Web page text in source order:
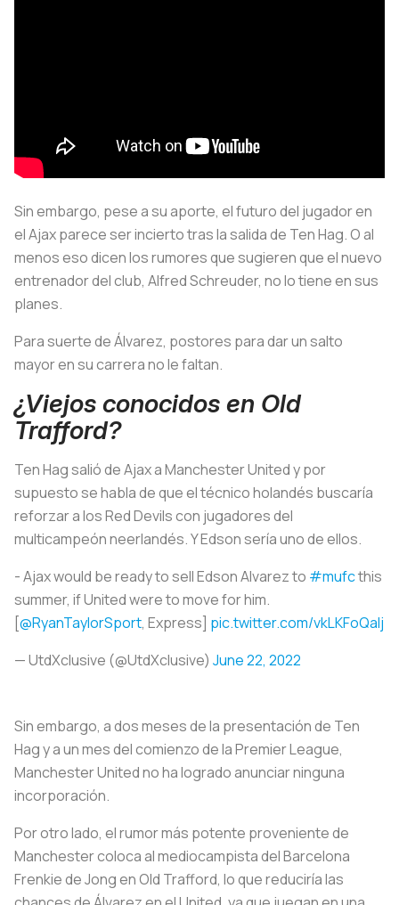
Sin embargo, pese a su aporte, el futuro del jugador en
el Ajax parece ser incierto tras la salida de Ten Hag. O al
menos eso dicen los rumores que sugieren que el nuevo
entrenador del club, Alfred Schreuder, no lo tiene en sus
planes.
Para suerte de Álvarez, postores para dar un salto
mayor en su carrera no le faltan.
¿Viejos conocidos en Old
Trafford?
Ten Hag salió de Ajax a Manchester United y por
supuesto se habla de que el técnico holandés buscaría
reforzar a los Red Devils con jugadores del
multicampeón neerlandés. Y Edson sería uno de ellos.
- Ajax would be ready to sell Edson Alvarez to #mufcthis
summer, if United were to move for him.
[@RyanTaylorSport, Express] pic.twitter.com/vkLKFoQaIj
— UtdXclusive (@UtdXclusive) June 22, 2022
Sin embargo, a dos meses de la presentación de Ten
Hag y a un mes del comienzo de la Premier League,
Manchester United no ha logrado anunciar ninguna
incorporación.
Por otro lado, el rumor más potente proveniente de
Manchester coloca al mediocampista del Barcelona
Frenkie de Jong en Old Trafford, lo que reduciría las